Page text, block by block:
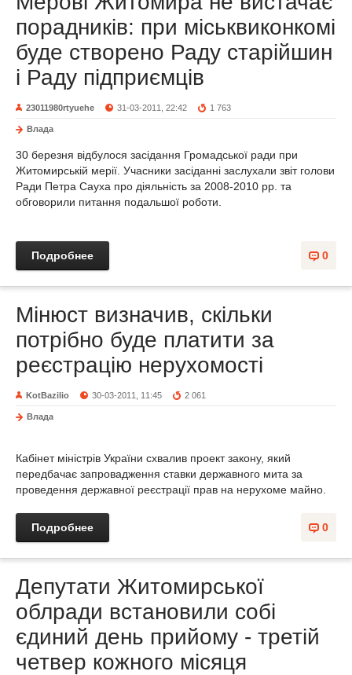
порадників: при міськвиконкомі
буде створено Раду старійшин
і Раду підприємців
23011980rtyuehe 31-03-2011, 22:42 1 763
Влада
30 березня відбулося засідання Громадської ради при
Житомирській мерії. Учасники засіданні заслухали звіт голови
Ради Петра Сауха про діяльність за 2008-2010 рр. та
обговорили питання подальшої роботи.
0
Подробнее
Мінюст визначив, скільки
потрібно буде платити за
реєстрацію нерухомості
KotBazilio 30-03-2011, 11:45 2 061
Влада
Кабінет міністрів України схвалив проект закону, який
передбачає запровадження ставки державного мита за
проведення державної реєстрації прав на нерухоме майно.
0
Подробнее
Депутати Житомирської
облради встановили собі
єдиний день прийому - третій
четвер кожного місяця